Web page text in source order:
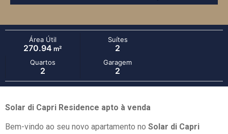
Área Útil
270.94 m²
Suítes
2
Quartos
2
Garagem
2
Solar di Capri Residence apto à venda
Bem-vindo ao seu novo apartamento no Solar di Capri